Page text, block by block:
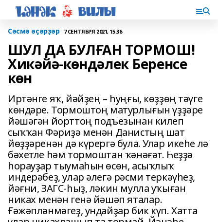
Сәсмә әҫәрҙәр 7 СЕНТЯБРЯ 2021, 15:36
ШУЛ ДА БУЛҒАН ТОРМОШ!
Хикәйә-көндәлек Беренсе
көн
Иртәнге яҡ, йәйҙең – һуңғы, көҙҙөң тәүге
көндәре. Тормоштоң матурлығын үҙҙәре
йәшәгән йорттоң подъезынан килеп
сыҡҡан Фәриҙә менән Данистың шат
йөҙҙәренән дә күрергә була. Улар икеһе лә
бәхетле һәм тормоштан ҡәнәғәт. Һеҙҙә
һорауҙар тыумаһын өсөн, асыҡлыҡ
индерәбеҙ, улар әлегә рәсми теркәүһеҙ,
йәғни, ЗАГС-һыҙ, ләкин мулла уҡыған
никах менән генә йәшәп яталар.
Ғәжәпләнмәгеҙ, ундайҙар бик күп. Хатта